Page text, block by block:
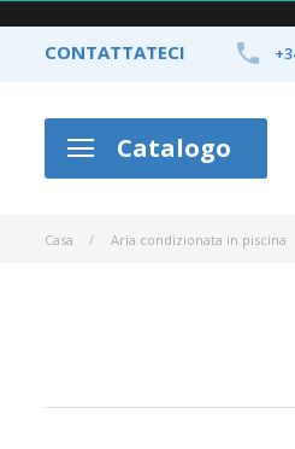
CONTATTATECI 
Catalogo
Casa Aria condizionata in piscina